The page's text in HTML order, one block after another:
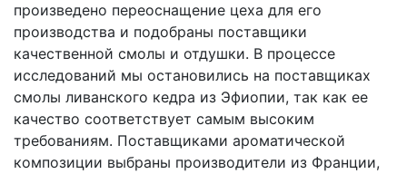
произведено переоснащение цеха для его
производства и подобраны поставщики
качественной смолы и отдушки. В процессе
исследований мы остановились на поставщиках
смолы ливанского кедра из Эфиопии, так как ее
качество соответствует самым высоким
требованиям. Поставщиками ароматической
композиции выбраны производители из Франции,